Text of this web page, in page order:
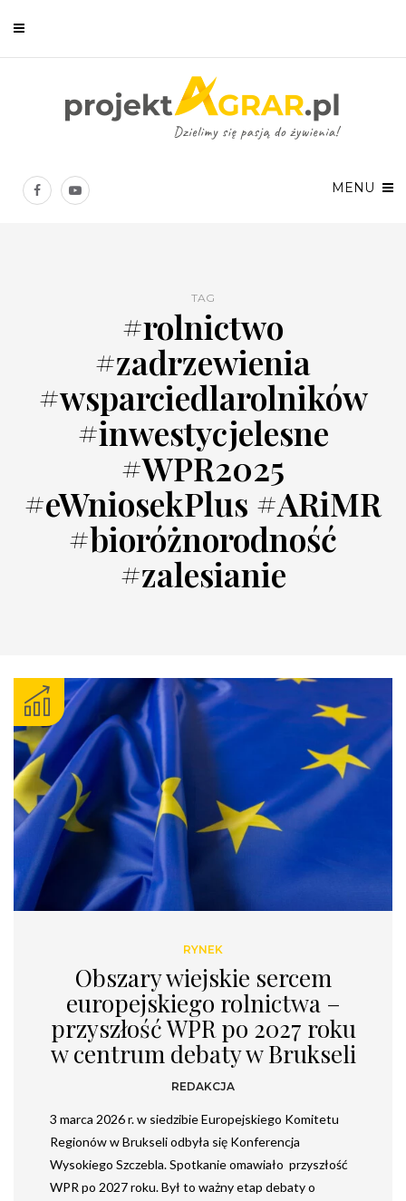
MENU
TAG
#rolnictwo
#zadrzewienia
#wsparciedlarolników
#inwestycjelesne
#WPR2025
#eWniosekPlus #ARiMR
#bioróżnorodność
#zalesianie
RYNEK
Obszary wiejskie sercem
europejskiego rolnictwa –
przyszłość WPR po 2027 roku
w centrum debaty w Brukseli
REDAKCJA
3 marca 2026 r. w siedzibie Europejskiego Komitetu
Regionów w Brukseli odbyła się Konferencja
Wysokiego Szczebla. Spotkanie omawiało przyszłość
WPR po 2027 roku. Był to ważny etap debaty o
Chcesz być na bieżąco? Zostaw swój e-mail, a raz w tygodniu
prześlemy Ci nasze najlepsze artykuły!
Twoje dane osobowe będą przetwarzane zgodnie z Polityką prywatności